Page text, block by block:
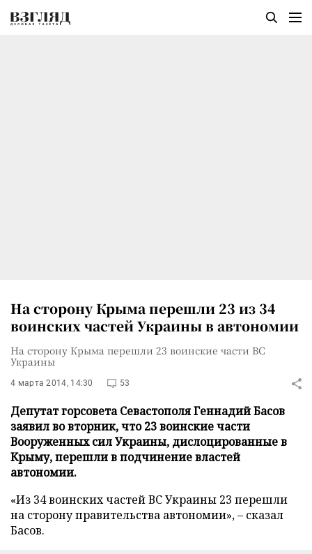
На сторону Крыма перешли 23 из 34
воинских частей Украины в автономии
На сторону Крыма перешли 23 воинские части ВС
Украины
4 марта 2014, 14:30 53
Депутат горсовета Севастополя Геннадий Басов
заявил во вторник, что 23 воинские части
Вооруженных сил Украины, дислоцированные в
Крыму, перешли в подчинение властей
автономии.
«Из 34 воинских частей ВС Украины 23 перешли
на сторону правительства автономии», – сказал
Басов.